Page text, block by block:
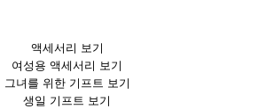
액세서리 보기
여성용 액세서리 보기
그녀를 위한 기프트 보기
생일 기프트 보기